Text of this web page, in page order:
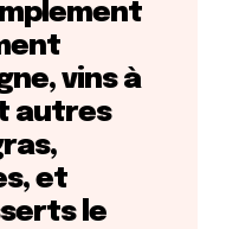
vins à
autres
et
le